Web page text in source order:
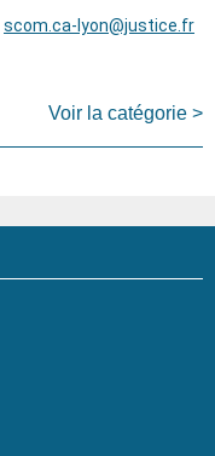
scom.ca-lyon@justice.fr
Voir la catégorie >